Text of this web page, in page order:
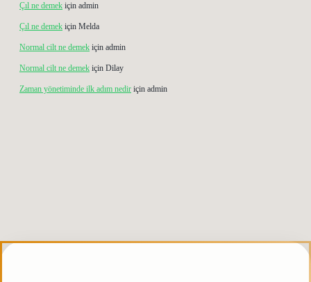
Çıl ne demek için admin
Çıl ne demek için Melda
Normal cilt ne demek için admin
Normal cilt ne demek için Dilay
Zaman yönetiminde ilk adım nedir için admin